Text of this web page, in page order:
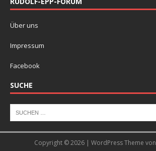
Über uns
Impressum
Facebook
SUCHE
Copyright © 2026 | WordPress Theme von